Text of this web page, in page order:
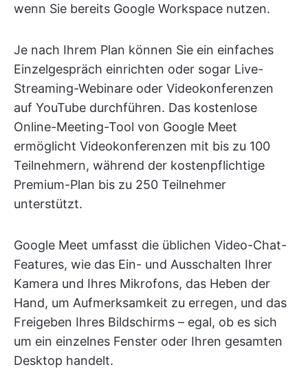
wenn Sie bereits Google Workspace nutzen.
Je nach Ihrem Plan können Sie ein einfaches
Einzelgespräch einrichten oder sogar Live-
Streaming-Webinare oder Videokonferenzen
auf YouTube durchführen. Das kostenlose
Online-Meeting-Tool von Google Meet
ermöglicht Videokonferenzen mit bis zu 100
Teilnehmern, während der kostenpflichtige
Premium-Plan bis zu 250 Teilnehmer
unterstützt.
Google Meet umfasst die üblichen Video-Chat-
Features, wie das Ein- und Ausschalten Ihrer
Kamera und Ihres Mikrofons, das Heben der
Hand, um Aufmerksamkeit zu erregen, und das
Freigeben Ihres Bildschirms – egal, ob es sich
um ein einzelnes Fenster oder Ihren gesamten
Desktop handelt.